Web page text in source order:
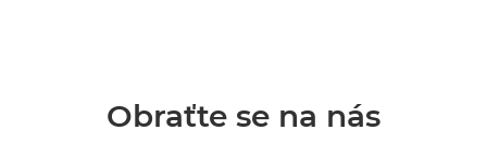
Obraťte se na nás